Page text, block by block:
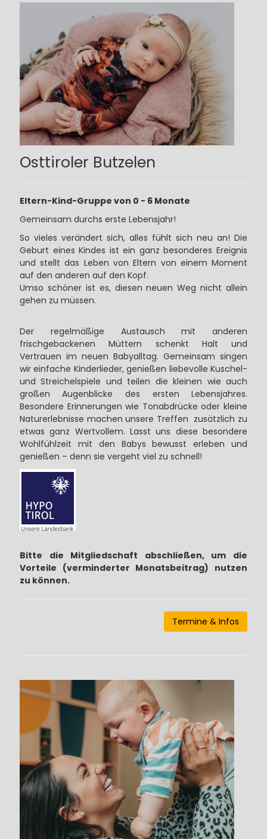
Osttiroler Butzelen
Eltern-Kind-Gruppe von 0 - 6 Monate
Gemeinsam durchs erste Lebensjahr!
So vieles verändert sich, alles fühlt sich neu an! Die
Geburt eines Kindes ist ein ganz besonderes Ereignis
und stellt das Leben von Eltern von einem Moment
auf den anderen auf den Kopf.
Umso schöner ist es, diesen neuen Weg nicht allein
gehen zu müssen.
Der regelmäßige Austausch mit anderen
frischgebackenen Müttern schenkt Halt und
Vertrauen im neuen Babyalltag. Gemeinsam singen
wir einfache Kinderlieder, genießen liebevolle Kuschel-
und Streichelspiele und teilen die kleinen wie auch
großen Augenblicke des ersten Lebensjahres.
Besondere Erinnerungen wie Tonabdrücke oder kleine
Naturerlebnisse machen unsere Treffen zusätzlich zu
etwas ganz Wertvollem. Lasst uns diese besondere
Wohlfühlzeit mit den Babys bewusst erleben und
genießen – denn sie vergeht viel zu schnell!
Bitte die Mitgliedschaft abschließen, um die
Vorteile (verminderter Monatsbeitrag) nutzen
zu können.
Termine & Infos